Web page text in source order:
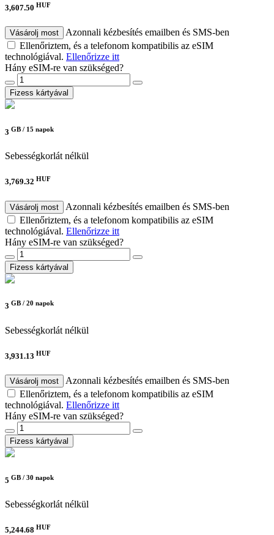
3,607.50 HUF
Vásárolj most
Azonnali kézbesítés emailben és SMS-ben
Ellenőriztem, és a telefonom kompatibilis az eSIM
technológiával. Ellenőrizze itt
Hány eSIM-re van szükséged?
Fizess kártyával
3 GB / 15 napok
Sebességkorlát nélkül
3,769.32 HUF
Vásárolj most
Azonnali kézbesítés emailben és SMS-ben
Ellenőriztem, és a telefonom kompatibilis az eSIM
technológiával. Ellenőrizze itt
Hány eSIM-re van szükséged?
Fizess kártyával
3 GB / 20 napok
Sebességkorlát nélkül
3,931.13 HUF
Vásárolj most
Azonnali kézbesítés emailben és SMS-ben
Ellenőriztem, és a telefonom kompatibilis az eSIM
technológiával. Ellenőrizze itt
Hány eSIM-re van szükséged?
Fizess kártyával
5 GB / 30 napok
Sebességkorlát nélkül
5,244.68 HUF